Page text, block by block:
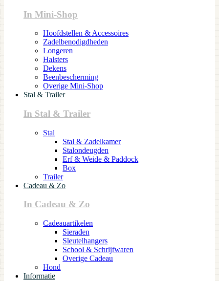
In Mini-Shop
Hoofdstellen & Accessoires
Zadelbenodigdheden
Longeren
Halsters
Dekens
Beenbescherming
Overige Mini-Shop
Stal & Trailer
In Stal & Trailer
Stal
Stal & Zadelkamer
Stalondeugden
Erf & Weide & Paddock
Box
Trailer
Cadeau & Zo
In Cadeau & Zo
Cadeauartikelen
Sieraden
Sleutelhangers
School & Schrijfwaren
Overige Cadeau
Hond
Informatie